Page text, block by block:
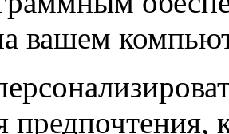
вашем